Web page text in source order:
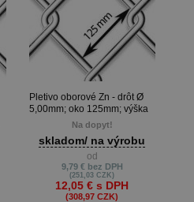
Pletivo oborové Zn - drôt Ø
5,00mm; oko 125mm; výška
Na dopyt!
skladom/ na výrobu
od
9,79 € bez DPH
(251,03 CZK)
12,05 € s DPH
(308,97 CZK)